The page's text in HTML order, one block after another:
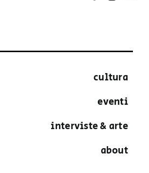
cultura
eventi
interviste & arte
about